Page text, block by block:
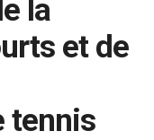
la
et de
tennis